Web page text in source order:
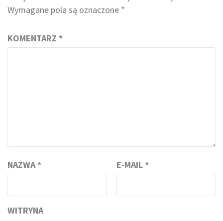
Wymagane pola są oznaczone *
KOMENTARZ *
NAZWA* E-MAIL *
WITRYNA